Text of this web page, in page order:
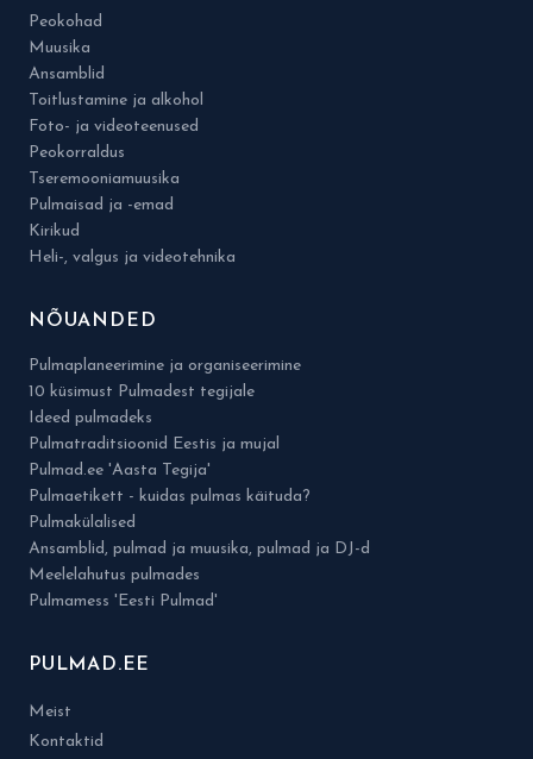
Peokohad
Muusika
Ansamblid
Toitlustamine ja alkohol
Foto- ja videoteenused
Peokorraldus
Tseremooniamuusika
Pulmaisad ja -emad
Kirikud
Heli-, valgus ja videotehnika
NÕUANDED
Pulmaplaneerimine ja organiseerimine
10 küsimust Pulmadest tegijale
Ideed pulmadeks
Pulmatraditsioonid Eestis ja mujal
Pulmad.ee 'Aasta Tegija'
Pulmaetikett - kuidas pulmas käituda?
Pulmakülalised
Ansamblid, pulmad ja muusika, pulmad ja DJ-d
Meelelahutus pulmades
Pulmamess 'Eesti Pulmad'
PULMAD.EE
Meist
Kontaktid